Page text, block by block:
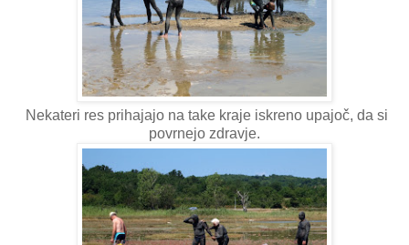
Nekateri res prihajajo na take kraje iskreno upajoč, da si
povrnejo zdravje.